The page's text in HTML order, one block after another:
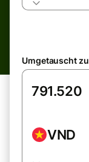
Umgetauscht zu
VND